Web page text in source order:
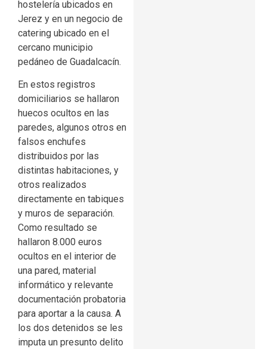
hostelería ubicados en
Jerez y en un negocio de
catering ubicado en el
cercano municipio
pedáneo de Guadalcacín.
En estos registros
domiciliarios se hallaron
huecos ocultos en las
paredes, algunos otros en
falsos enchufes
distribuidos por las
distintas habitaciones, y
otros realizados
directamente en tabiques
y muros de separación.
Como resultado se
hallaron 8.000 euros
ocultos en el interior de
una pared, material
informático y relevante
documentación probatoria
para aportar a la causa. A
los dos detenidos se les
imputa un presunto delito